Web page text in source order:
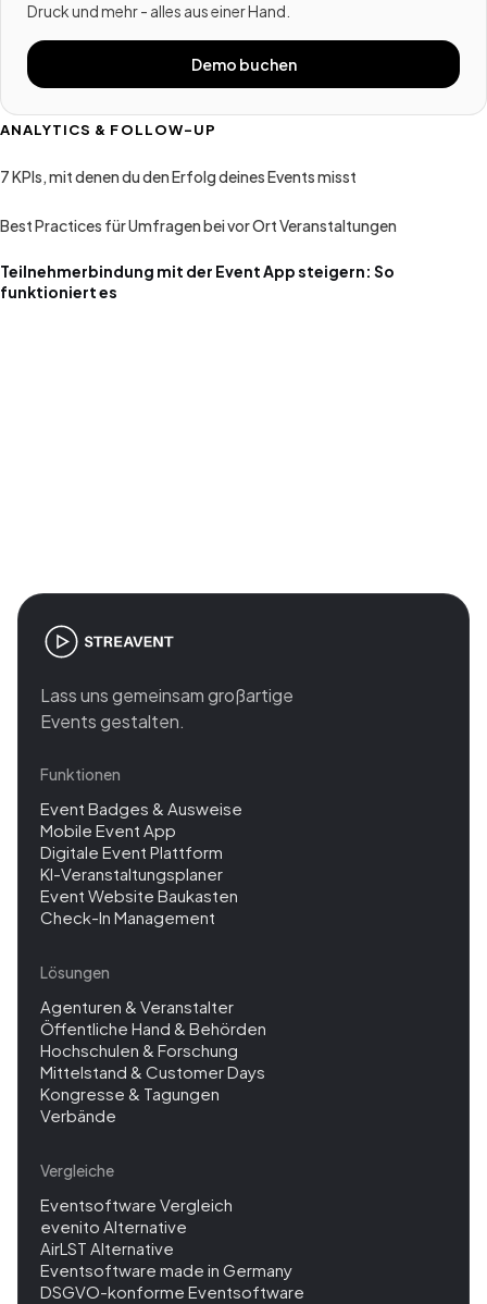
Druck und mehr - alles aus einer Hand.
Demo buchen
ANALYTICS & FOLLOW-UP
7 KPIs, mit denen du den Erfolg deines Events misst
Best Practices für Umfragen bei vor Ort Veranstaltungen
Teilnehmerbindung mit der Event App steigern: So
funktioniert es
Lass uns gemeinsam großartige
Events gestalten.
Funktionen
Event Badges & Ausweise
Mobile Event App
Digitale Event Plattform
KI-Veranstaltungsplaner
Event Website Baukasten
Check-In Management
Lösungen
Agenturen & Veranstalter
Öffentliche Hand & Behörden
Hochschulen & Forschung
Mittelstand & Customer Days
Kongresse & Tagungen
Verbände
Vergleiche
Eventsoftware Vergleich
evenito Alternative
AirLST Alternative
Eventsoftware made in Germany
DSGVO-konforme Eventsoftware